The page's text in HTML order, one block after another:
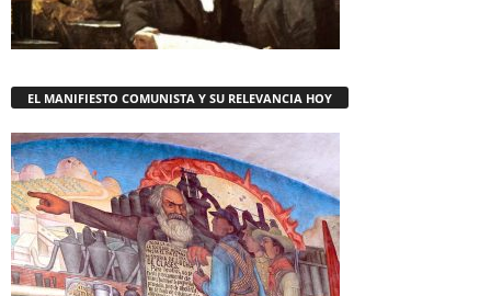
EL MANIFIESTO COMUNISTA Y SU RELEVANCIA HOY